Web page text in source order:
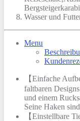
Menu
【Einfache
faltbaren
und einem
Seine Haken
【Einstellbare